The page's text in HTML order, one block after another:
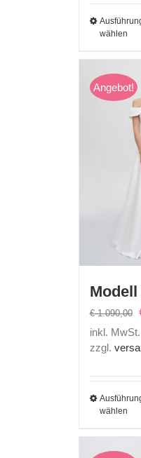
wählen
Angebot!
€1.090,00
inkl. MwSt.
zzgl.
wählen